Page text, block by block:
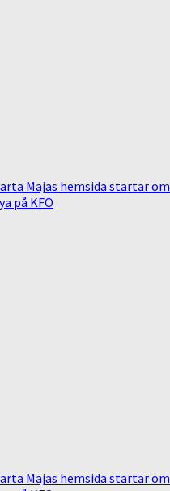
Majas hemsida startar om
på KFÖ
Majas hemsida startar om